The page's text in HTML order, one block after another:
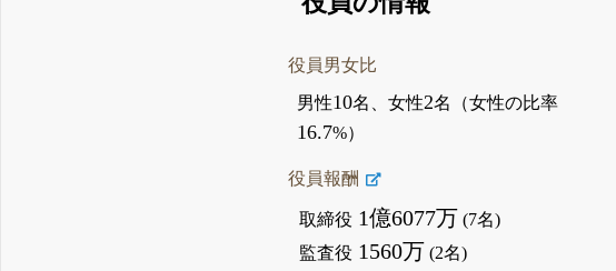
役員男女比
男性10名、女性2名（女性の比率
16.7%）
役員報酬
取締役 1億6077万 (7名)
監査役 1560万 (2名)